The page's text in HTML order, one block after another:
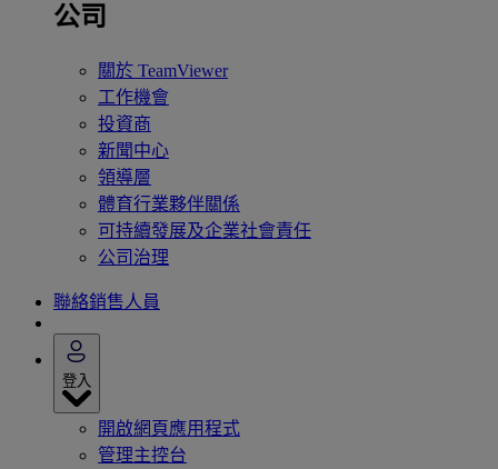
公司
關於 TeamViewer
工作機會
投資商
新聞中心
領導層
體育行業夥伴關係
可持續發展及企業社會責任
公司治理
聯絡銷售人員
登入
開啟網頁應用程式
管理主控台